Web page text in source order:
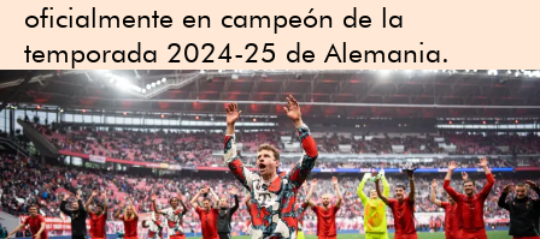
oficialmente en campeón de la
temporada 2024-25 de Alemania.